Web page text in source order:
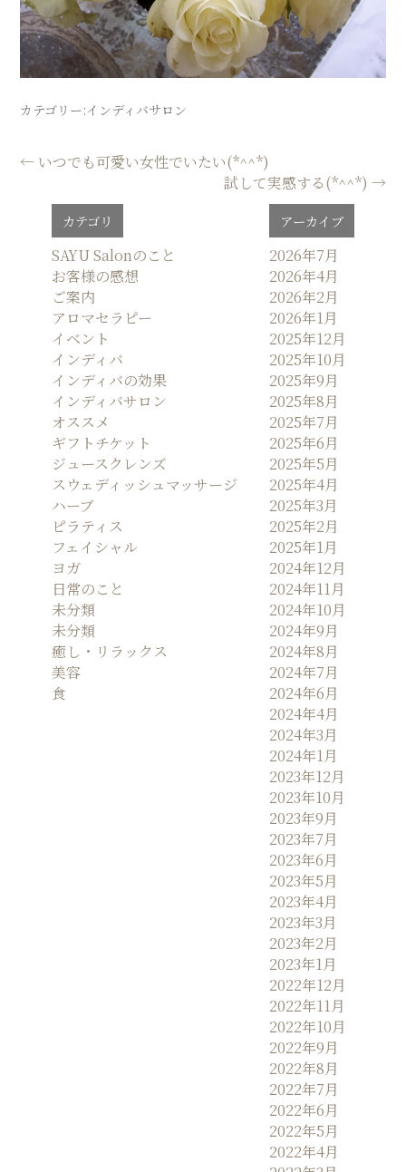
カテゴリー:インディバサロン
投
← いつでも可愛い女性でいたい(*^^*)
試して実感する(*^^*) →
カテゴリ
SAYU Salonのこと
お客様の感想
ご案内
アロマセラピー
イベント
インディバ
インディバの効果
インディバサロン
オススメ
ギフトチケット
ジュースクレンズ
スウェディッシュマッサージ
ハーブ
ピラティス
フェイシャル
ヨガ
日常のこと
未分類
未分類
癒し・リラックス
美容
食
アーカイブ
2026年7月
2026年4月
2026年2月
2026年1月
2025年12月
2025年10月
2025年9月
2025年8月
2025年7月
2025年6月
2025年5月
2025年4月
2025年3月
2025年2月
2025年1月
2024年12月
2024年11月
2024年10月
2024年9月
2024年8月
2024年7月
2024年6月
2024年4月
2024年3月
2024年1月
2023年12月
2023年10月
2023年9月
2023年7月
2023年6月
2023年5月
2023年4月
2023年3月
2023年2月
2023年1月
2022年12月
2022年11月
2022年10月
2022年9月
2022年8月
2022年7月
2022年6月
2022年5月
2022年4月